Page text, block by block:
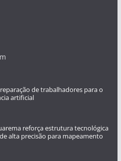
de trabalhadores para o
artificial
reforça estrutura tecnológica
alta precisão para mapeamento